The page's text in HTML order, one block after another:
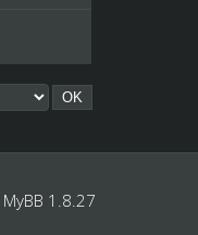
MyBB 1.8.27